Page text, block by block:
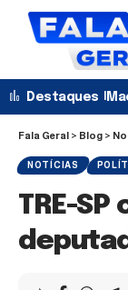
Destaques
Fala Geral > Blog >
NOTÍCIAS
TRE-